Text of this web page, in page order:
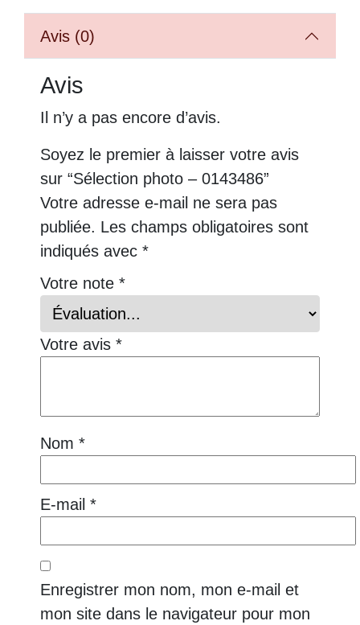
Avis (0)
Avis
Il n’y a pas encore d’avis.
Soyez le premier à laisser votre avis
sur “Sélection photo – 0143486”
Votre adresse e-mail ne sera pas
publiée. Les champs obligatoires sont
indiqués avec *
Votre note *
Votre avis *
Nom *
E-mail *
Enregistrer mon nom, mon e-mail et
mon site dans le navigateur pour mon